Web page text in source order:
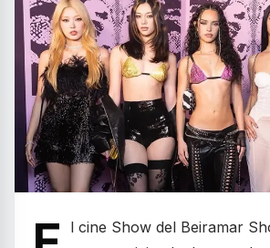
l cine Show del Beiramar